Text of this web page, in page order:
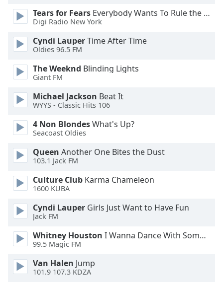
Text
Background
Area
Background
Color
Opacity
Font
Size
Text
Font
Tears for Fears Everybody Wants To Rule the World
Digi Radio New York
Cyndi LauperTime After Time
Oldies 96.5 FM
The Weeknd Blinding Lights
Giant FM
Michael Jackson Beat It
WYYS - Classic Hits 106
4 Non BlondesWhat's Up?
Seacoast Oldies
Queen Another One Bites the Dust
103.1 Jack FM
Culture Club Karma Chameleon
1600 KUBA
Cyndi Lauper Girls Just Want to Have Fun
Jack FM
Whitney Houston I Wanna Dance With Somebody
99.5 Magic FM
Van Halen Jump
101.9 107.3 KDZA